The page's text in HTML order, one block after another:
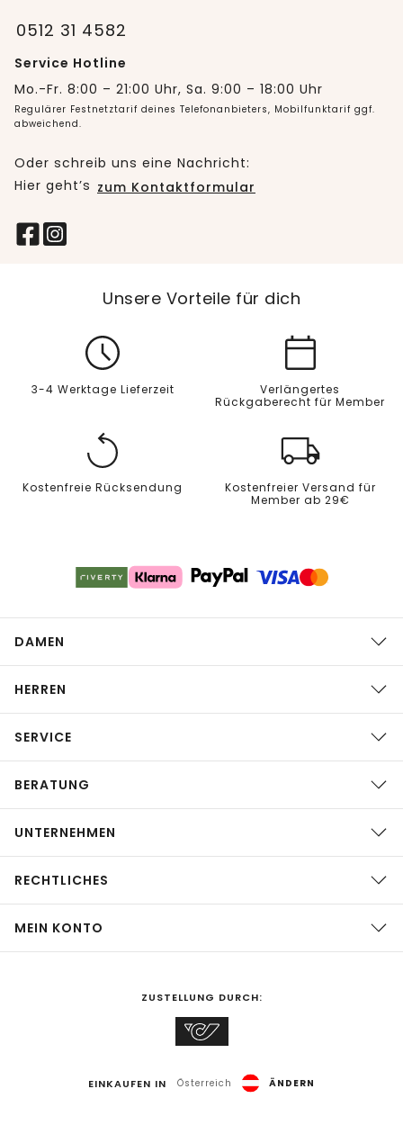
0512 31 4582
Service Hotline
Mo.-Fr. 8:00 – 21:00 Uhr, Sa. 9:00 – 18:00 Uhr
Regulärer Festnetztarif deines Telefonanbieters, Mobilfunktarif ggf.
abweichend.
Oder schreib uns eine Nachricht:
Hier geht’s zum Kontaktformular
Unsere Vorteile für dich
3-4 Werktage Lieferzeit
Verlängertes
Rückgaberecht für Member
Kostenfreie Rücksendung
Kostenfreier Versand für
Member ab 29€
DAMEN
HERREN
SERVICE
BERATUNG
UNTERNEHMEN
RECHTLICHES
MEIN KONTO
ZUSTELLUNG DURCH:
EINKAUFEN IN Österreich ÄNDERN